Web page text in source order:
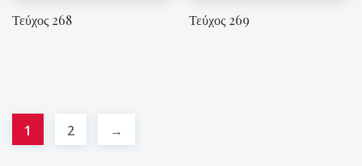
Τεύχος 268 Τεύχος 269
1 2 →